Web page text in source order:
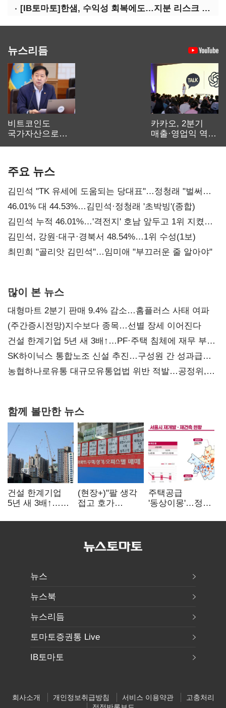
[IB토마토]한샘, 수익성 회복에도…지분 리스크 덮친다
뉴스리듬
비트코인도
국가자산으로…'
카카오, 2분기
매출·영업익 역대
주요 뉴스
김민석 "TK 유세에 도움되는 당대표"…정청래 "벌써
대표된 양 당직 배분"
46.01% 대 44.53%…김민석·정청래 '초박빙'(종합)
김민석 누적 46.01%…'격전지' 호남 앞두고 1위 지켰다
(2보)
김민석, 강원·대구·경북서 48.54%…1위 수성(1보)
최민희 "골리앗 김민석"…임미애 "부끄러운 줄 알아야"
많이 본 뉴스
대형마트 2분기 판매 9.4% 감소…홈플러스 사태 여파
(주간증시전망)지수보다 종목…선별 장세 이어진다
건설 한계기업 5년 새 3배↑…PF·주택 침체에 재무 부담
확대
SK하이닉스 통합노조 신설 추진…구성원 간 성과급
불만 확산
농협하나로유통 대규모유통업법 위반 적발…공정위,
함께 볼만한 뉴스
건설 한계기업
5년 새 3배↑…
재무 부담 확대
(현장+)"팔 생각
접고 호가
똘똘한 한 채'
주택공급
'동상이몽'…정부
없으면 '공수표'
뉴스
뉴스북
뉴스리듬
토마토증권통 Live
IB토마토
회사소개 개인정보취급방침 서비스 이용약관
고충처리